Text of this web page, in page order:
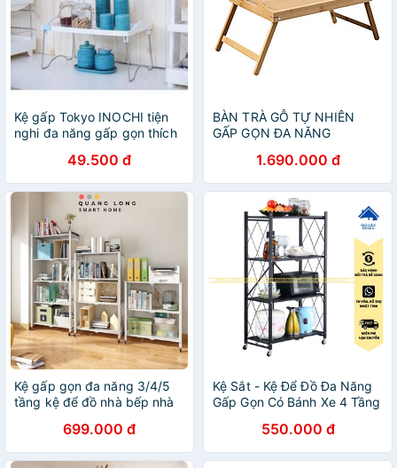
Kệ gấp Tokyo INOCHI tiện
nghi đa năng gấp gọn thích
phòng ăn và để đồ ngăn lắp
KE007
49.500 đ
BÀN TRÀ GỖ TỰ NHIÊN
GẤP GỌN ĐA NĂNG
1.690.000 đ
Kệ gấp gọn đa năng 3/4/5
tầng kệ để đồ nhà bếp nhà
cao cấp_QUANGLONG
699.000 đ
Kệ Sắt - Kệ Để Đồ Đa Năng
Gấp Gọn Có Bánh Xe 4 Tầng
Phòng Ngủ, Phòng Khách
550.000 đ